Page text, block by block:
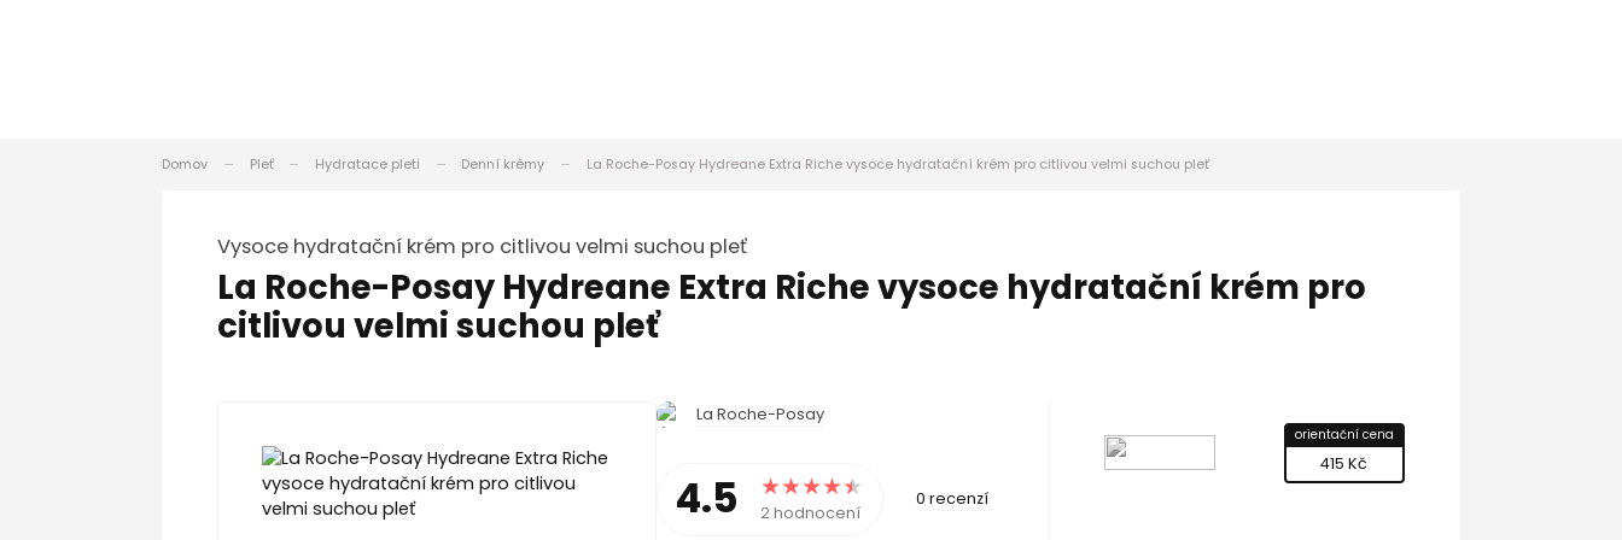
Domov Pleť Hydratace pleti Denní krémy La Roche-Posay Hydreane Extra Riche vysoce hydratační krém pro citlivou velmi suchou pleť
vysoce hydratační krém pro citlivou velmi suchou pleť
La Roche-Posay Hydreane Extra Riche vysoce hydratační krém pro
citlivou velmi suchou pleť
La Roche-Posay
4.5 2 hodnocení
0 recenzí
orientační cena
415 Kč